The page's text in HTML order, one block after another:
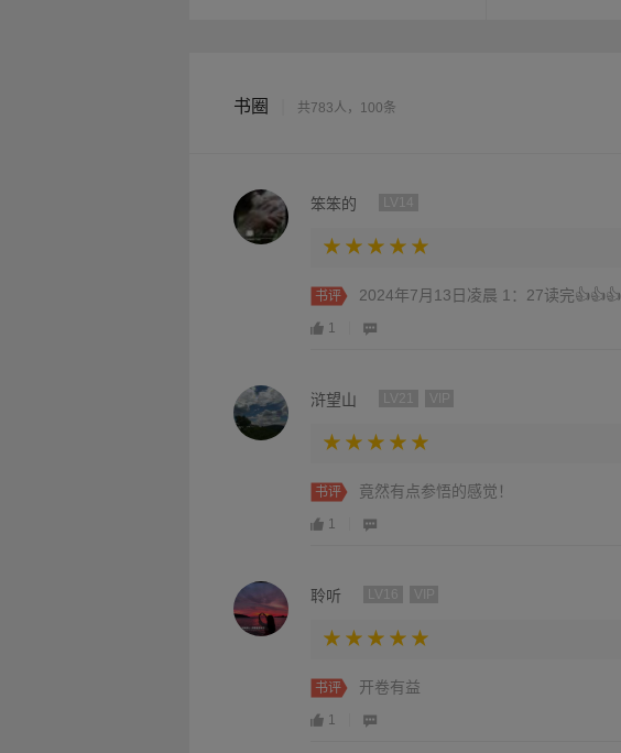
书圈 共783人，100条
笨笨的
书评 2024年7月13日凌晨 1：27读完👍👍👍
1
浒望山
书评 竟然有点参悟的感觉！
1
聆听
书评 开卷有益
1